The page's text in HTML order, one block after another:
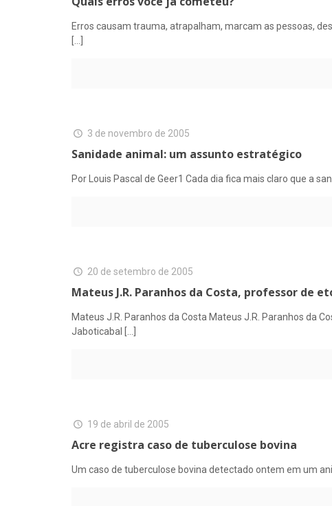
Erros causam trauma, atrapalham, marcam as pessoas,
3 de novembro de 2005
Sanidade animal: um assunto estratégico
Por Louis Pascal de Geer1 Cada dia fica mais claro que a
20 de setembro de 2005
Mateus J.R. Paranhos da Costa, professor de
Mateus J.R. Paranhos da Costa Mateus J.R. Paranhos da
Jaboticabal
19 de abril de 2005
Acre registra caso de tuberculose bovina
Um caso de tuberculose bovina detectado ontem em um